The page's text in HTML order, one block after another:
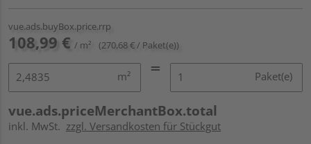
vue.ads.buyBox.price.rrp
108,99 € / m² (270,68 € / Paket(e))
m² Paket(e)
vue.ads.priceMerchantBox.total
inkl. MwSt. zzgl. Versandkosten für Stückgut